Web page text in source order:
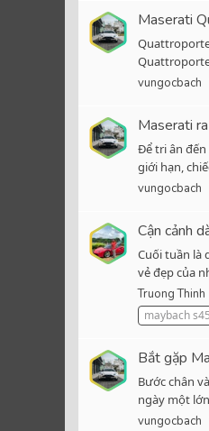
Maserati
vungocbach
Maserati
Để tri ân đến
giới hạn,
vungocbach
Cận cảnh
Cuối tuần là
vẻ đẹp của
Truong Thinh
maybach
Bắt gặp
Bước chân
ngày một
vungocbach